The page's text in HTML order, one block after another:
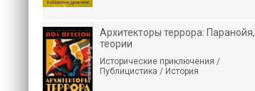
Архитекторы террора: Паранойя,
теории
Исторические приключения /
Публицистика / История